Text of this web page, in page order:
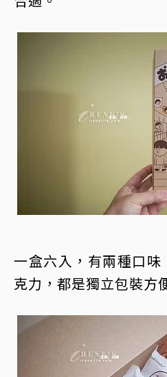
一盒六入，有兩種口
克力，都是獨立包裝方